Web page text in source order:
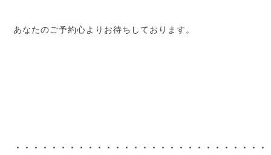
あなたのご予約心よりお待ちしております。
・・・・・・・・・・・・・・・・・・・・・・・・・・・・